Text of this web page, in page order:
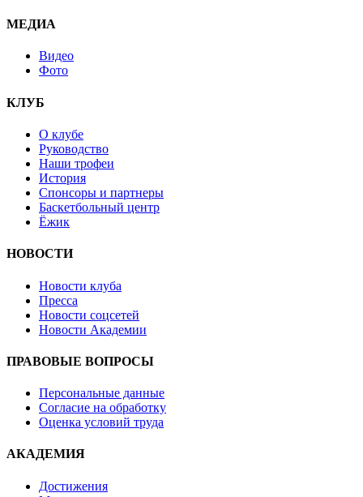
МЕДИА
Видео
Фото
КЛУБ
О клубе
Руководство
Наши трофеи
История
Спонсоры и партнеры
Баскетбольный центр
Ёжик
НОВОСТИ
Новости клуба
Пресса
Новости соцсетей
Новости Академии
ПРАВОВЫЕ ВОПРОСЫ
Персональные данные
Согласие на обработку
Оценка условий труда
АКАДЕМИЯ
Достижения